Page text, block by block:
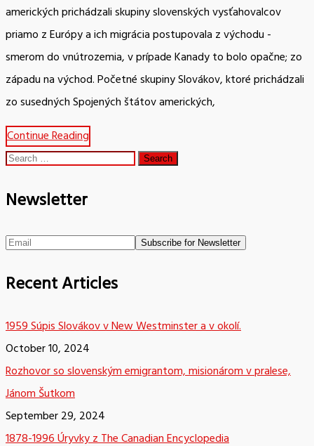
amerických prichádzali skupiny slovenských vysťahovalcov
priamo z Európy a ich migrácia postupovala z východu -
smerom do vnútrozemia, v prípade Kanady to bolo opačne; zo
západu na východ. Početné skupiny Slovákov, ktoré prichádzali
zo susedných Spojených štátov amerických,
Continue Reading
Search
Newsletter
Recent Articles
1959 Súpis Slovákov v New Westminster a v okolí.
October 10, 2024
Rozhovor so slovenským emigrantom, misionárom v pralese,
Jánom Šutkom
September 29, 2024
1878-1996 Úryvky z The Canadian Encyclopedia